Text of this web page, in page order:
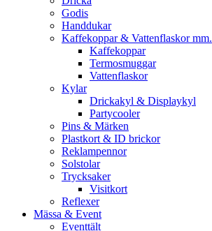
Godis
Handdukar
Kaffekoppar & Vattenflaskor mm.
Kaffekoppar
Termosmuggar
Vattenflaskor
Kylar
Drickakyl & Displaykyl
Partycooler
Pins & Märken
Plastkort & ID brickor
Reklampennor
Solstolar
Trycksaker
Visitkort
Reflexer
Mässa & Event
Eventtält